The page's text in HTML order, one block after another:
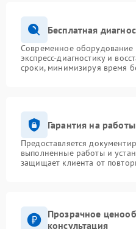
Бесплатная
Современное оборудование
экспресс-диагностику и
сроки, минимизируя время
Гарантия на
Предоставляется
выполненные работы и
защищает клиента от
Прозрачное
консультация